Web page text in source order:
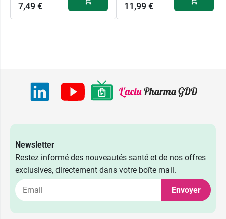
7,49 € 11,99 €
Newsletter
Restez informé des nouveautés santé et de nos offres
exclusives, directement dans votre boîte mail.
Envoyer